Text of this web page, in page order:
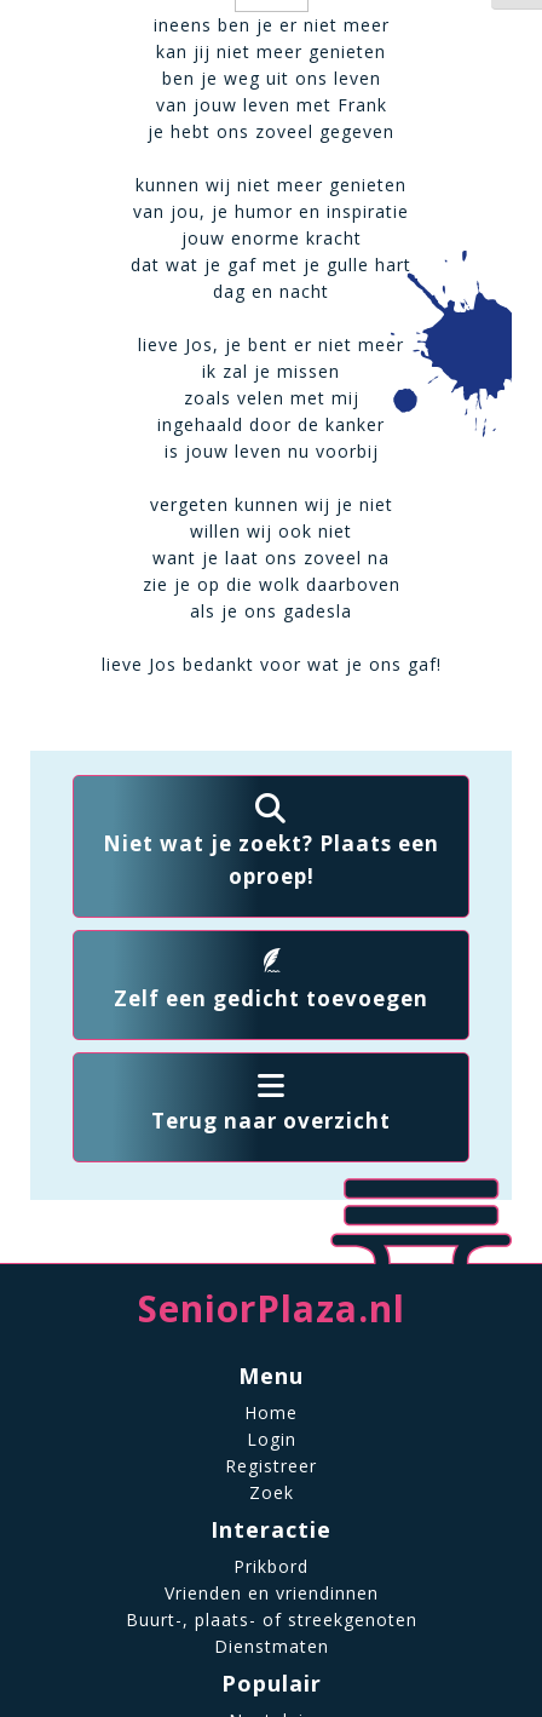
ineens ben je er niet meer
kan jij niet meer genieten
ben je weg uit ons leven
van jouw leven met Frank
je hebt ons zoveel gegeven
kunnen wij niet meer genieten
van jou, je humor en inspiratie
jouw enorme kracht
dat wat je gaf met je gulle hart
dag en nacht
lieve Jos, je bent er niet meer
ik zal je missen
zoals velen met mij
ingehaald door de kanker
is jouw leven nu voorbij
vergeten kunnen wij je niet
willen wij ook niet
want je laat ons zoveel na
zie je op die wolk daarboven
als je ons gadesla
lieve Jos bedankt voor wat je ons gaf!
Niet wat je zoekt? Plaats een
oproep!
Zelf een gedicht toevoegen
Terug naar overzicht
SeniorPlaza.nl
Menu
Home
Login
Registreer
Zoek
Interactie
Prikbord
Vrienden en vriendinnen
Buurt-, plaats- of streekgenoten
Dienstmaten
Populair